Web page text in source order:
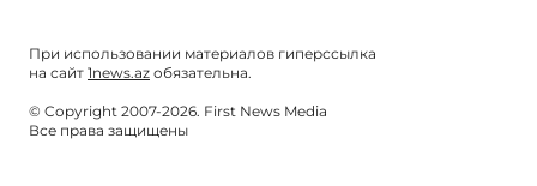
При использовании материалов гиперссылка
на сайт 1news.az обязательна.
© Copyright 2007-2026. First News Media
Все права защищены